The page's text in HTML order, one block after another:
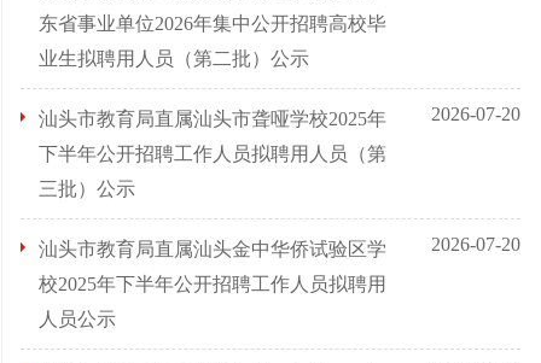
东省事业单位2026年集中公开招聘高校毕
业生拟聘用人员（第二批）公示
汕头市教育局直属汕头市聋哑学校2025年
下半年公开招聘工作人员拟聘用人员（第
三批）公示
2026-07-20
汕头市教育局直属汕头金中华侨试验区学
校2025年下半年公开招聘工作人员拟聘用
人员公示
2026-07-20